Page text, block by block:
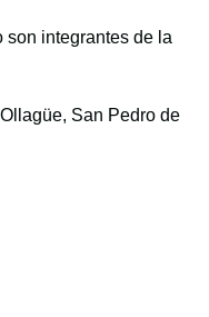
son integrantes de la
San Pedro de